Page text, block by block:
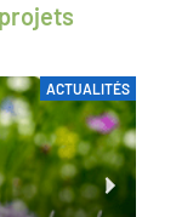
ACTUALITÉS